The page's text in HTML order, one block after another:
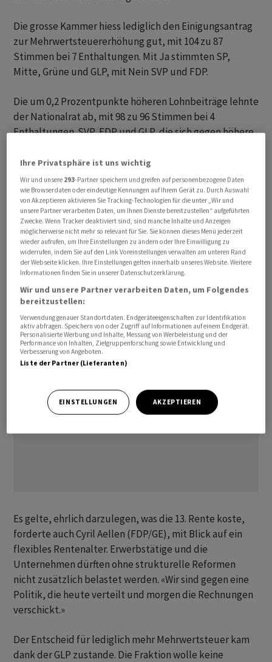
Die grosse Kammer hiess lediglich den Einigungsantrag
zur Mehrwertsteuererhöhung gut, mit 104 zu 87
Stimmen bei 7 Enthaltungen. Mit Ja stimmten SP,
Mitte, Grüne und GLP, mit Nein SVP und FDP.
Die um 0,2 Prozentpunkte höheren Lohnbeiträge lehnte
der Nationalrat ab, mit 98 zu 96 Stimmen bei 4
Enthaltungen. SVP, FDP und GLP, die sich gegen höhere
durch und brachten die Teilvorlage zu Fall. Nun steht
für die höhere Mehrwertsteuer die Schlussabstimmung
an.
Gesamtstrategie gefordert
Umfragen zeigten, dass höhere Abgaben im Volk keine
Mehrheit erreichten, sagte Diana Gutjahr (SVP/TG). Die
für sich allein finanzieren, sondern den «Dreizehnten» in
eine Gesamtstrategie aufnehmen.
Es gelte, ehrlich darzulegen, was die 13. Rente koste,
forderte auch Cyril Aellen (FDP/GE), mit Blick auf ein
flexibles Rentenalter. Erwerbstätige und die
Unternehmen dürften ohne strukturelle Reformen
nicht zusätzlich belastet werden. «Wir sind gegen eine
Politik, die heute verteilt und morgen die Rechnungen
verschickt.»
Der Entscheid für lediglich mehr Mehrwertsteuer kam
dank der GLP zustande. Die Fraktion wolle keine
Ihre Privatsphäre ist uns wichtig
Wir und unsere 293-Partner speichern und greifen auf personenbezogene Daten
wie Browserdaten oder eindeutige Kennungen auf Ihrem Gerät zu. Durch Auswahl
von Akzeptieren aktivieren Sie Tracking-Technologien für die unter „Wir und
unsere Partner verarbeiten Daten, um Ihnen Dienste bereitzustellen“ aufgeführten
Zwecke. Wenn Tracker deaktiviert sind, sind manche Inhalte und Anzeigen
möglicherweise nicht mehr so relevant für Sie. Sie können dieses Menü jederzeit
wieder aufrufen, um Ihre Einstellungen zu ändern oder Ihre Einwilligung zu
widerrufen, indem Sie auf den Link Voreinstellungen verwalten am unteren Rand
der Webseite klicken. Ihre Einstellungen gelten innerhalb unseres Website. Weitere
Informationen finden Sie in unserer Datenschutzerklärung.
Wir und unsere Partner verarbeiten Daten, um Folgendes
bereitzustellen:
Verwendung genauer Standortdaten. Endgeräteeigenschaften zur Identifikation
aktiv abfragen. Speichern von oder Zugriff auf Informationen auf einem Endgerät.
Personalisierte Werbung und Inhalte, Messung von Werbeleistung und der
Performance von Inhalten, Zielgruppenforschung sowie Entwicklung und
Verbesserung von Angeboten.
Liste der Partner (Lieferanten)
EINSTELLUNGEN AKZEPTIEREN